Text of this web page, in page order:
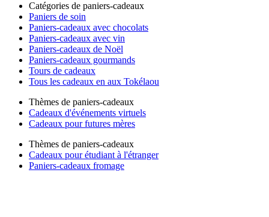
Catégories de paniers-cadeaux
Paniers de soin
Paniers-cadeaux avec chocolats
Paniers-cadeaux avec vin
Paniers-cadeaux de Noël
Paniers-cadeaux gourmands
Tours de cadeaux
Tous les cadeaux en aux Tokélaou
Thèmes de paniers-cadeaux
Cadeaux d'événements virtuels
Cadeaux pour futures mères
Thèmes de paniers-cadeaux
Cadeaux pour étudiant à l'étranger
Paniers-cadeaux fromage